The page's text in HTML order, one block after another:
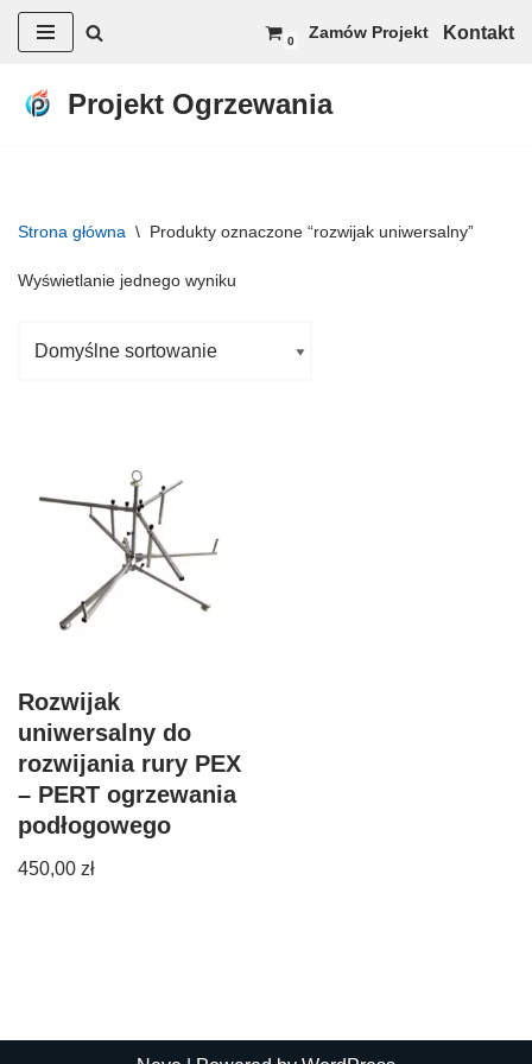
do
0 Zamów Projekt Kontakt
Projekt Ogrzewania
Strona główna \ Produkty oznaczone “rozwijak uniwersalny”
Wyświetlanie jednego wyniku
Rozwijak
uniwersalny do
rozwijania rury PEX
– PERT ogrzewania
podłogowego
450,00 zł